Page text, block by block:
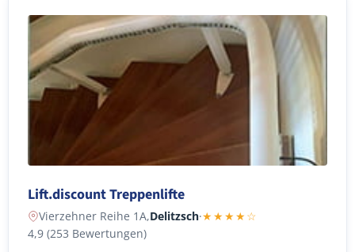
Lift.discount Treppenlifte
Vierzehner Reihe 1A,Delitzsch·★★★★☆
4,9 (253 Bewertungen)